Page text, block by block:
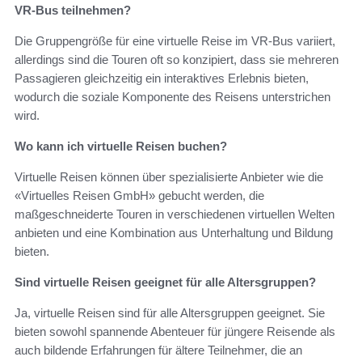
VR-Bus teilnehmen?
Die Gruppengröße für eine virtuelle Reise im VR-Bus variiert,
allerdings sind die Touren oft so konzipiert, dass sie mehreren
Passagieren gleichzeitig ein interaktives Erlebnis bieten,
wodurch die soziale Komponente des Reisens unterstrichen
wird.
Wo kann ich virtuelle Reisen buchen?
Virtuelle Reisen können über spezialisierte Anbieter wie die
«Virtuelles Reisen GmbH» gebucht werden, die
maßgeschneiderte Touren in verschiedenen virtuellen Welten
anbieten und eine Kombination aus Unterhaltung und Bildung
bieten.
Sind virtuelle Reisen geeignet für alle Altersgruppen?
Ja, virtuelle Reisen sind für alle Altersgruppen geeignet. Sie
bieten sowohl spannende Abenteuer für jüngere Reisende als
auch bildende Erfahrungen für ältere Teilnehmer, die an